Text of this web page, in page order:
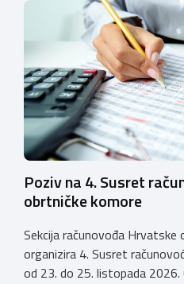
koji još nemaju licenciju da
licenciranja kako bi budućim
kvalitetno i sigurno stjecanje
istodobno ulagali u razvoj […]
Poziv na 4. Susret
obrtničke komore
Sekcija računovođa Hrvatske
organizira 4. Susret
od 23. do 25. listopada